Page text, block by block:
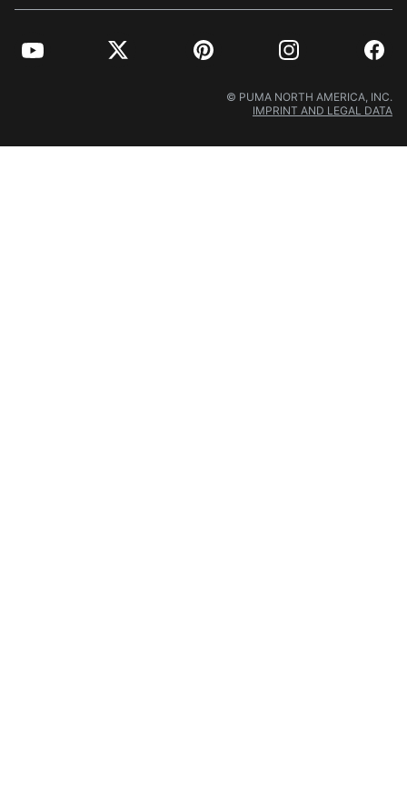
YouTube Twitter Pinterest Instagram
© PUMA NORTH AMERICA, INC.
IMPRINT AND LEGAL DATA